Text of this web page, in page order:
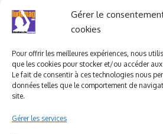
Gérer le
cookies
Pour offrir les meilleures expériences, nous
que les cookies pour stocker et/ou accéder
Le fait de consentir à ces technologies nous
données telles que le comportement de
site.
Gérer les services
© 2023 ludomag.com édité et géré par